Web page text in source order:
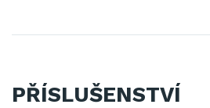
PŘÍSLUŠENSTVÍ